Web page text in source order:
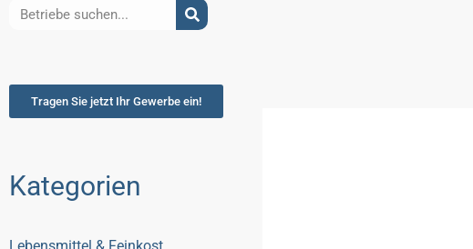
Tragen Sie jetzt Ihr Gewerbe ein!
Kategorien